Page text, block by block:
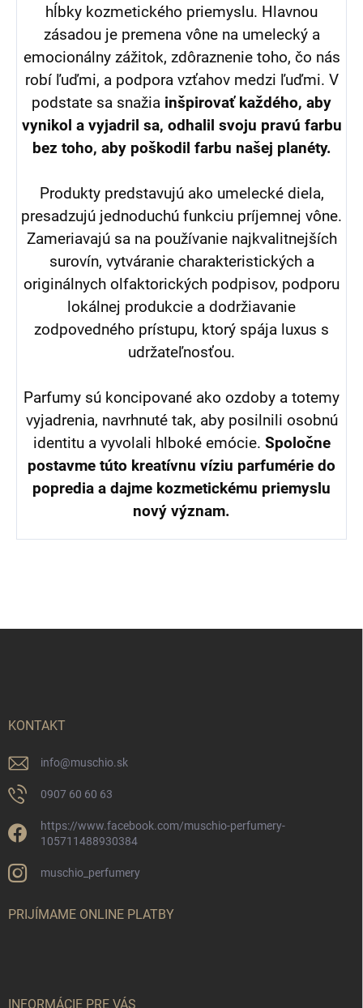
hĺbky kozmetického priemyslu. Hlavnou
zásadou je premena vône na umelecký a
emocionálny zážitok, zdôraznenie toho, čo nás
robí ľuďmi, a podpora vzťahov medzi ľuďmi. V
podstate sa snažia inšpirovať každého, aby
vynikol a vyjadril sa, odhalil svoju pravú farbu
bez toho, aby poškodil farbu našej planéty.
Produkty predstavujú ako umelecké diela,
presadzujú jednoduchú funkciu príjemnej vône.
Zameriavajú sa na používanie najkvalitnejších
surovín, vytváranie charakteristických a
originálnych olfaktorických podpisov, podporu
lokálnej produkcie a dodržiavanie
zodpovedného prístupu, ktorý spája luxus s
udržateľnosťou.
Parfumy sú koncipované ako ozdoby a totemy
vyjadrenia, navrhnuté tak, aby posilnili osobnú
identitu a vyvolali hlboké emócie. Spoločne
postavme túto kreatívnu víziu parfumérie do
popredia a dajme kozmetickému priemyslu
nový význam.
KONTAKT
info@muschio.sk
0907 60 60 63
https://www.facebook.com/muschio-perfumery-
105711488930384
muschio_perfumery
PRIJÍMAME ONLINE PLATBY
INFORMÁCIE PRE VÁS